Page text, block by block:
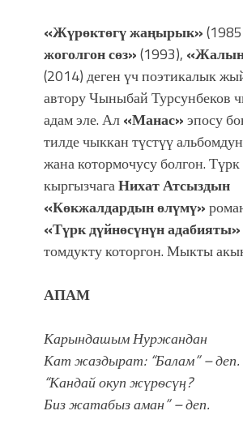
«Жүрөктөгү жаңырык»
жоголгон сөз»(1993),
(2014) деген үч поэтикалык
автору Чыныбай Турсунбеков
адам эле. Ал«Манас»эпосу
тилде чыккан түстүү
жана котормочусу болгон.
кыргызчагаНихат Атсыздын
«Көкжалдардын өлүмү»
«Түрк дүйнөсүнүн адабияты»
томдукту которгон. Мыкты
АПАМ
Карындашым Нуржандан
Кат жаздырат: “Балам” – деп.
“Кандай окуп жүрѳсүң?
Биз жатабыз аман” – деп.